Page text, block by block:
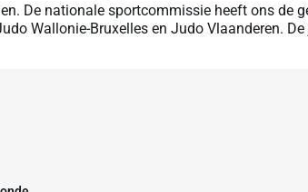
De nationale sportcommissie heeft ons de
Wallonie-Bruxelles en Judo Vlaanderen.